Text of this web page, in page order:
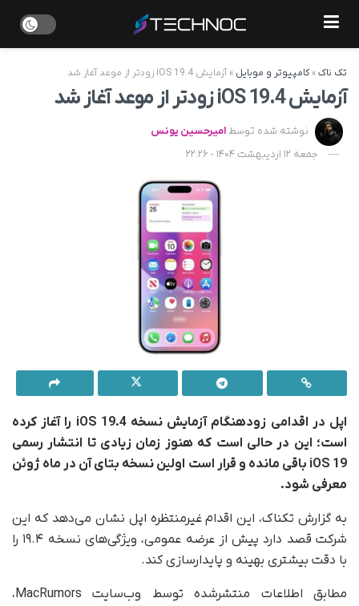
تک ناک»کامپیوتر و موبایل » آزمایش iOS 19.4 زودتر از موعد آغاز شد
آزمایش iOS 19.4 زودتر از موعد آغاز شد
نوشته شده توسط امیرحسین یونس
جمعه 12 اردیبهشت 1404 - 22:26
اپل در اقدامی زودهنگام آزمایش نسخه iOS 19.4 را آغاز کرده
است؛ این در حالی است که هنوز زمان زیادی تا انتشار رسمی
iOS 19 باقی مانده و قرار است اولین نسخه بتای آن در ماه ژوئن
معرفی شود.
به گزارش تکناک، این اقدام غیرمنتظره اپل نشان می‌دهد که این
شرکت قصد دارد پیش از عرضه عمومی، ویژگی‌های نسخه ۱۹.۴ را
با دقت بیشتری بهینه و پایدارسازی کند.
مطابق اطلاعات منتشرشده توسط وب‌سایت MacRumors،